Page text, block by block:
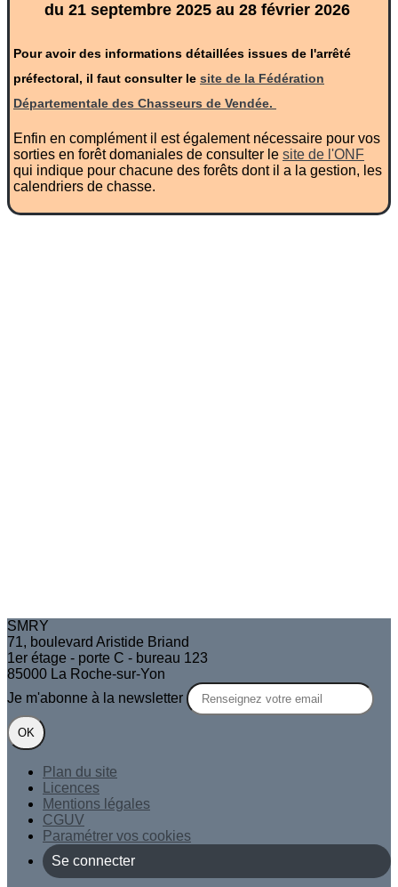
du 21 septembre 2025 au 28 février 2026
Pour avoir des informations détaillées issues de l'arrêté
préfectoral, il faut consulter le site de la Fédération
Départementale des Chasseurs de Vendée.
Enfin en complément il est également nécessaire pour vos
sorties en forêt domaniales de consulter le site de l'ONF
qui indique pour chacune des forêts dont il a la gestion, les
calendriers de chasse.
SMRY
71, boulevard Aristide Briand
1er étage - porte C - bureau 123
85000 La Roche-sur-Yon
Je m'abonne à la newsletter
OK
Plan du site
Licences
Mentions légales
CGUV
Paramétrer vos cookies
Se connecter